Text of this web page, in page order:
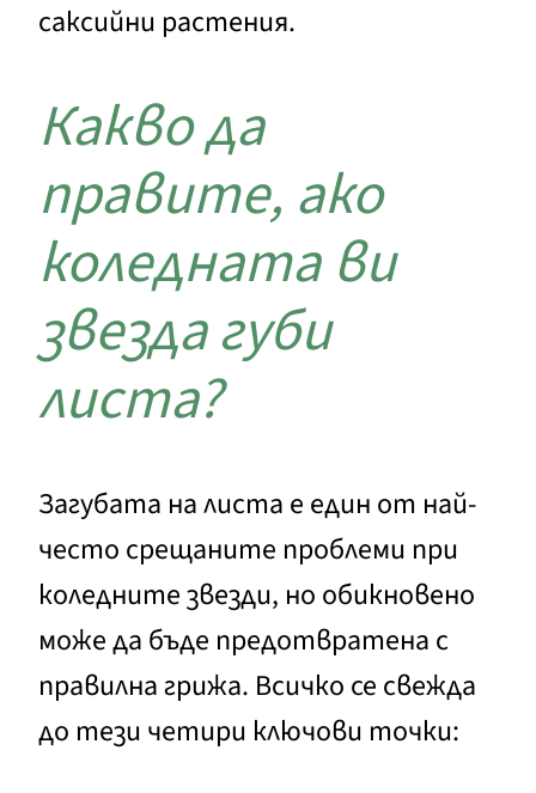
саксийни растения.
Какво да
правите, ако
коледната ви
звезда губи
листа?
Загубата на листа е един от най-
често срещаните проблеми при
коледните звезди, но обикновено
може да бъде предотвратена с
правилна грижа. Всичко се свежда
до тези четири ключови точки: